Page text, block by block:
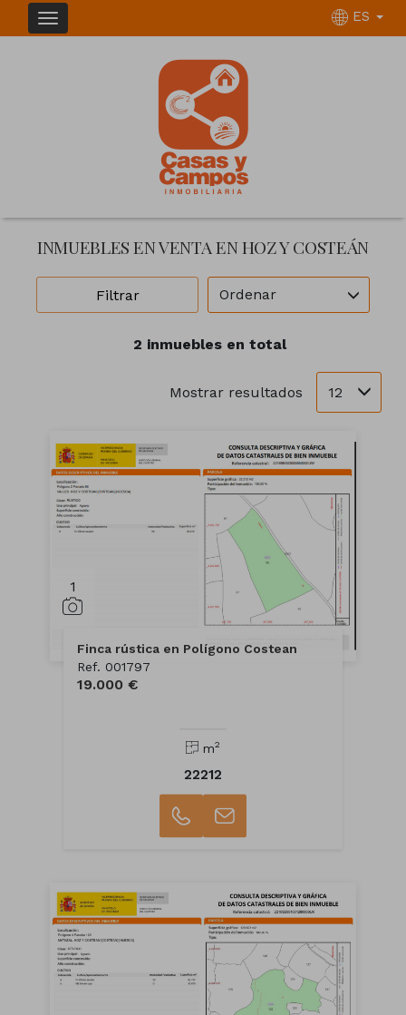
ES
INMUEBLES EN VENTA EN HOZ Y COSTEÁN
Filtrar Ordenar
2 inmuebles en total
Mostrar resultados 12
1
Finca rústica en Polígono Costean
Ref. 001797
19.000 €
m2
22212